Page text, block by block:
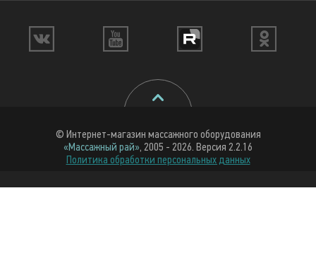
© Интернет-магазин массажного оборудования
«Массажный рай», 2005 - 2026. Версия 2.2.16
Политика обработки персональных данных